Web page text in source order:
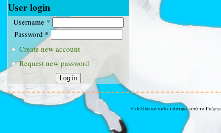
User login
Username *
Password *
Create new account
Request new password
Η σελίδα κατασκευάστηκε από το